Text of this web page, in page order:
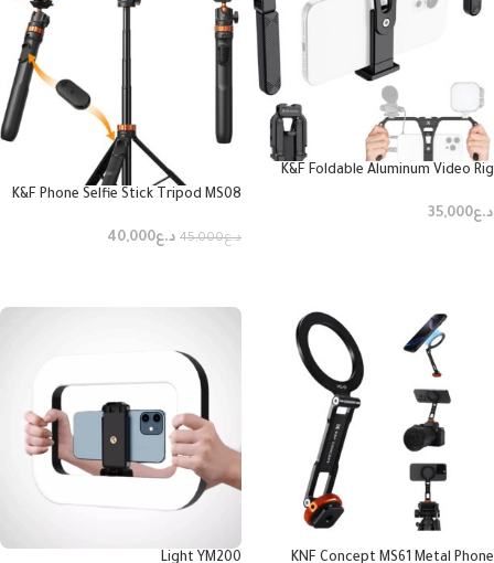
K&F Foldable Aluminum Video Rig
د.ع35,000
K&F Phone Selfie Stick Tripod MS08
د.ع45,000 د.ع40,000
KNF Concept MS61 Metal Phone
Light YM200